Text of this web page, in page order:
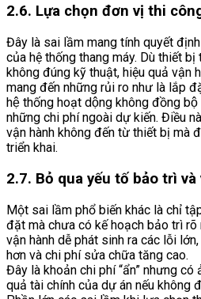
2.6. Lựa chọn đơn vị thi
Đây là sai lầm mang tính quyết
của hệ thống thang máy. Dù thiết
không đúng kỹ thuật, hiệu quả vận
mang đến những rủi ro như là lắp
hệ thống hoạt dộng không đồng
những chi phí ngoài dự kiến. Điều
vận hành không đến từ thiết bị mà
triển khai.
2.7. Bỏ qua yếu tố bảo trì
Một sai lầm phổ biến khác là chỉ
đặt mà chưa có kế hoạch bảo trì rõ
vận hành dễ phát sinh ra các lỗi
hơn và chi phí sửa chữa tăng cao.
Đây là khoản chi phí “ẩn” nhưng
quả tài chính của dự án nếu không